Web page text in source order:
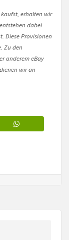
kaufst, erhalten wir
dabei
Diese Provisionen
Zu den
anderem eBay
wir an